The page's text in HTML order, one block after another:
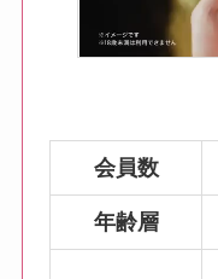
会員数
年齢層